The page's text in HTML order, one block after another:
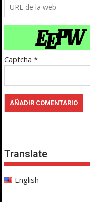
Captcha *
Translate
English